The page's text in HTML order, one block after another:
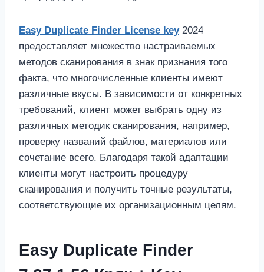
Easy Duplicate Finder License key2024
предоставляет множество настраиваемых
методов сканирования в знак признания того
факта, что многочисленные клиенты имеют
различные вкусы. В зависимости от конкретных
требований, клиент может выбрать одну из
различных методик сканирования, например,
проверку названий файлов, материалов или
сочетание всего. Благодаря такой адаптации
клиенты могут настроить процедуру
сканирования и получить точные результаты,
соответствующие их организационным целям.
Easy Duplicate Finder